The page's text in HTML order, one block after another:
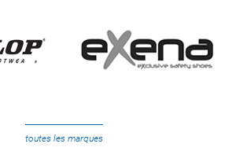
toutes les marques